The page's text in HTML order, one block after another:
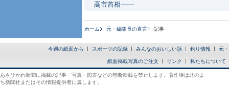
高市首相――
ホーム 元・編集長の直言 記事
今週の紙面から スポーツの記録 みんなのおいしい話 釣り情報 元
紙面掲載写真のご注文 リンク 私たちについて
あさひかわ新聞に掲載の記事・写真・図表などの無断転載を禁止します。著作権は北のま
ち新聞社またはその情報提供者に属します。